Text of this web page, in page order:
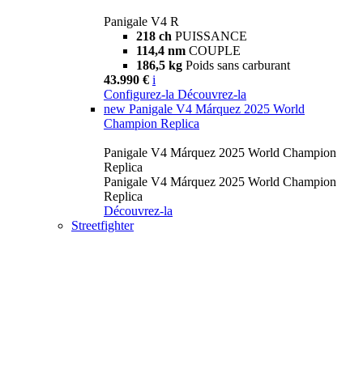
Panigale V4 R
218 ch PUISSANCE
114,4 nm COUPLE
186,5 kg Poids sans carburant
43.990 € i
Configurez-la Découvrez-la
new Panigale V4 Márquez 2025 World
Champion Replica
Panigale V4 Márquez 2025 World Champion
Replica
Panigale V4 Márquez 2025 World Champion
Replica
Découvrez-la
Streetfighter